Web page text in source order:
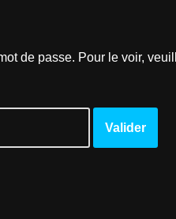
de passe. Pour le voir,